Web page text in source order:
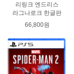
리링크 엔드리스
라그나로크 한글판
66,800원